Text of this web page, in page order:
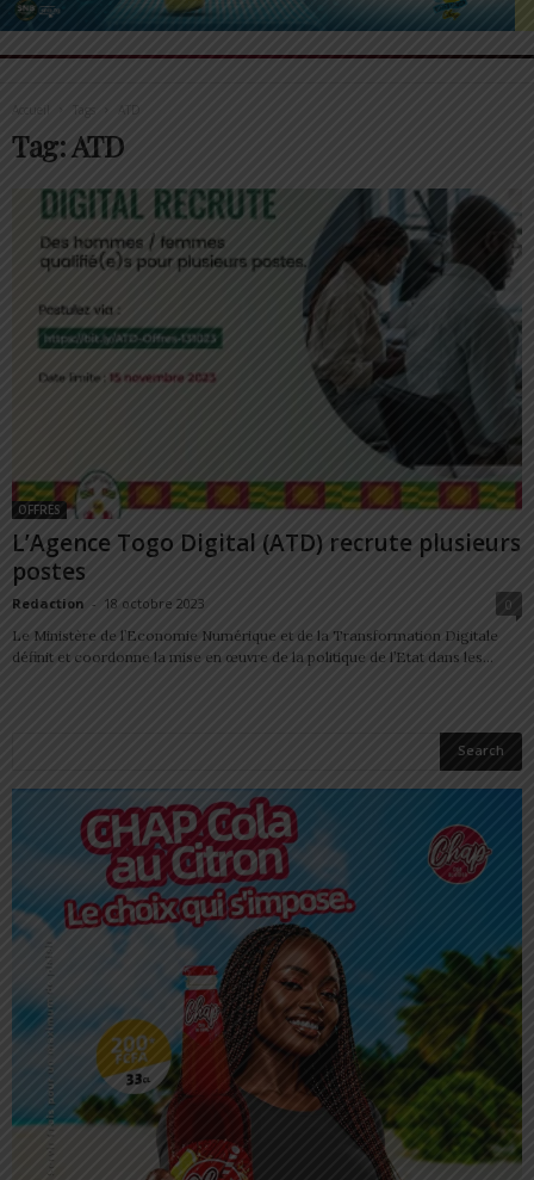
Tags
Tag: ATD
OFFRES
L’Agence Togo Digital (ATD) recrute plusieurs
postes
Redaction - 18 octobre 2023
0
Le Ministère de l’Economie Numérique et de la Transformation Digitale
définit et coordonne la mise en œuvre de la politique de l’Etat dans les...